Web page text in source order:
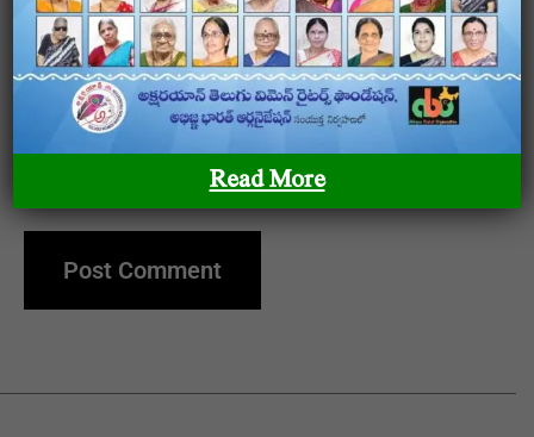
Website
Save my name, email, and website in this browser
for the next time I comment.
Read More